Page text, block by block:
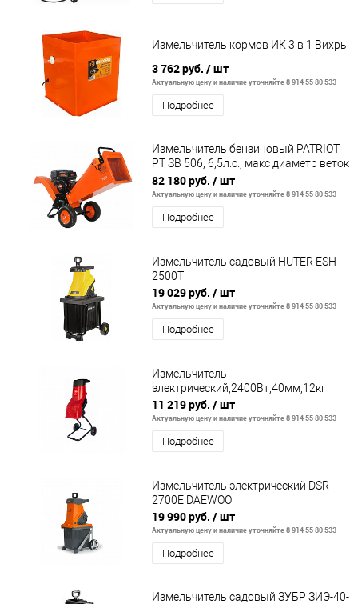
Измельчитель кормов ИК 3 в 1 Вихрь
3 762 руб. / шт
Актуальную цену и наличие уточняйте 8 914 55 80 533
Подробнее
Измельчитель бензиновый PATRIOT
PT SB 506, 6,5л.с., макс диаметр веток
80мм
82 180 руб. / шт
Актуальную цену и наличие уточняйте 8 914 55 80 533
Подробнее
Измельчитель садовый HUTER ESH-
2500T
19 029 руб. / шт
Актуальную цену и наличие уточняйте 8 914 55 80 533
Подробнее
Измельчитель
электрический,2400Вт,40мм,12кг
11 219 руб. / шт
Актуальную цену и наличие уточняйте 8 914 55 80 533
Подробнее
Измельчитель электрический DSR
2700E DAEWOO
19 990 руб. / шт
Актуальную цену и наличие уточняйте 8 914 55 80 533
Подробнее
Измельчитель садовый ЗУБР ЗИЭ-40-